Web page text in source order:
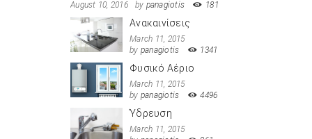
August 10, 2016 by panagiotis 181
Ανακαινίσεις
March 11, 2015
by panagiotis 1341
Φυσικό Αέριο
March 11, 2015
by panagiotis 4496
Ύδρευση
March 11, 2015